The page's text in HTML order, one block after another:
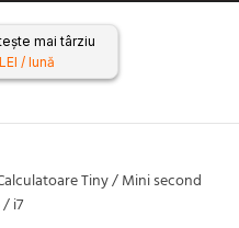
mai târziu
/ lună
Tiny / Mini second
i7